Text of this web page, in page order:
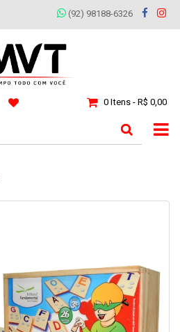
(92) 98188-6326
0 Itens - R$ 0,00